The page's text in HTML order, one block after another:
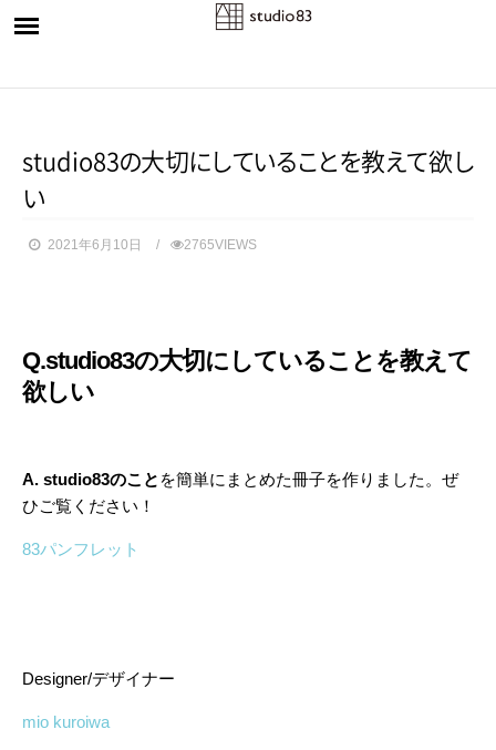
studio83の大切に しているこ と を教え て欲し
い
2021年6月10日 2765VIEWS
Q.studio83の大切にしていることを教えて
欲しい
A. studio83のこと を簡単にまとめた冊子を作りました。ぜ
ひご覧ください！
83パンフレット
Designer/デザイナー
mio kuroiwa